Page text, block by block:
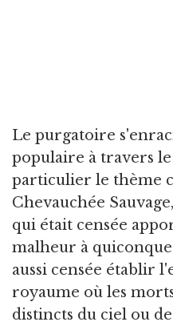
Le purgatoire
populaire à travers le
particulier le thème
Chevauchée
qui était censée
malheur à
aussi censée établir
royaume où les
distincts du ciel ou